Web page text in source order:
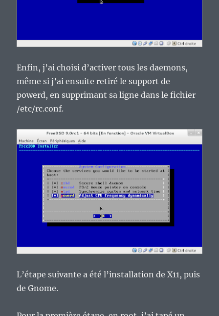
Enfin, j’ai choisi d’activer tous les daemons,
même si j’ai ensuite retiré le support de
powerd, en supprimant sa ligne dans le fichier
/etc/rc.conf.
L’étape suivante a été l’installation de X11, puis
de Gnome.